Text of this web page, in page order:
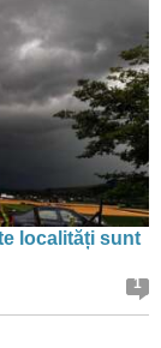
localități sunt
1